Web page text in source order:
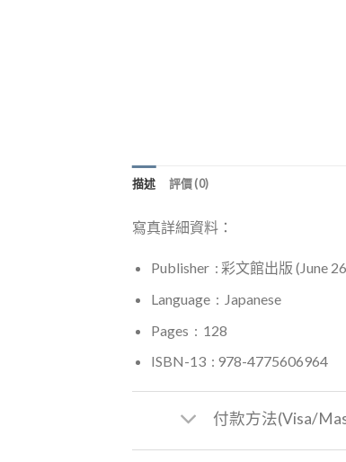
描述 評價 (0)
寫真詳細資料：
Publisher ‏ : ‎彩文館出版 (June
Language ‏ : ‎ Japanese
Pages ‏ : ‎ 128
ISBN-13 ‏ : ‎978-4775606964
付款方法(Visa/